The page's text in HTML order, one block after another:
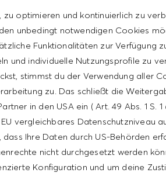
optimieren und kontinuierlich zu
unbedingt notwendigen Cookies
Funktionalitäten zur Verfügung
und individuelle Nutzungsprofile zu
stimmst du der Verwendung aller
zu. Das schließt die
in den USA ein ( Art. 49 Abs. 1 S. 1
vergleichbares Datenschutzniveau
Ihre Daten durch US-Behörden
nicht durchgesetzt werden
Konfiguration und um deine
skills
philosophy
skills
philosophy